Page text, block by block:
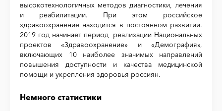
высокотехнологичных методов диагностики, лечения
и реабилитации. При этом российское
здравоохранение находится в постоянном развитии.
2019 год начинает период реализации Национальных
проектов «Здравоохранение» и «Демография»,
включающих 10 наиболее значимых направлений
повышения доступности и качества медицинской
помощи и укрепления здоровья россиян.
Немного статистики